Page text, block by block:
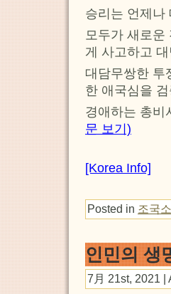
승리는 언제나
모두가 새로
게 사고하고
대담무쌍한 투
한 애국심을
경애하는 총비
문 보기)
[Korea Info]
Posted in 조국
인민의 생
7月 21st, 2021 |